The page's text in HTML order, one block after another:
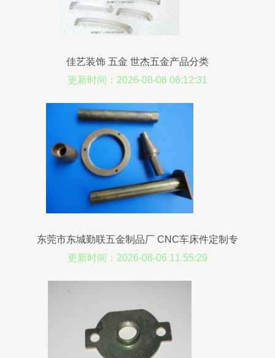
佳艺装饰 五金 世杰五金产品分类
更新时间：2026-08-06 06:12:31
东莞市东城勤联五金制品厂 CNC车床件定制专
家，匠心打造高品质五金产品
更新时间：2026-08-06 11:55:29